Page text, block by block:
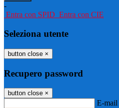
-
Entra con SPID Entra con CIE
Seleziona utente
button close ×
Recupero password
button close ×
E-mail